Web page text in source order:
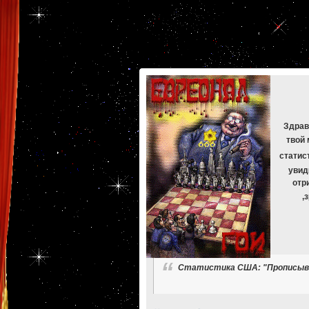
[phpBB Debug] PHP Warning : in file [ROOT]/phpbb/db/driver/mysqli.php
[phpBB Debug] PHP Warning
[ROOT]/phpbb/db/driver/mysqli.php
[phpBB Debug] PHP Warning
: in file [ROOT]/phpbb/db/driver/mysqli.php 265 :
[phpBB Debug] PHP Warning
: in file [ROOT]/phpbb/db/driver/mysqli.php on line 329 :
[phpBB Debug] PHP Warning
[ROOT]/phpbb/db/driver/mysqli.php on line 265 :
[phpBB Debug] PHP Warning
[ROOT]/phpbb/db/driver/mysqli.php on line
[phpBB Debug] PHP Warning
: in file [ROOT]/phpbb/db/driver/mysqli.php on line265
[phpBB Debug] PHP Warning
: in file [ROOT]/phpbb/db/driver/mysqli.php on line
твой
Статистика США: